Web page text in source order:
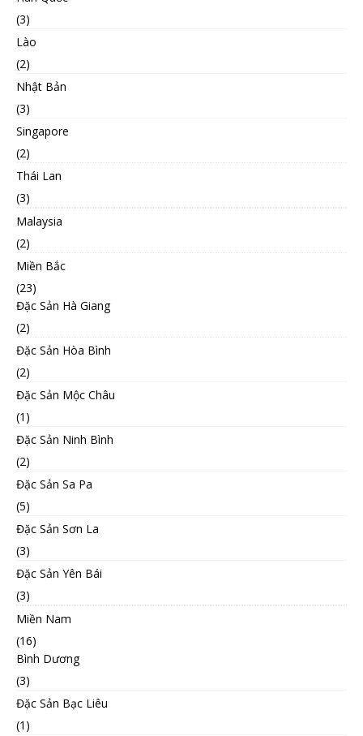
(3)
Lào
(2)
Nhật Bản
(3)
Singapore
(2)
Thái Lan
(3)
Malaysia
(2)
Miền Bắc
(23)
Đặc Sản Hà Giang
(2)
Đặc Sản Hòa Bình
(2)
Đặc Sản Mộc Châu
(1)
Đặc Sản Ninh Bình
(2)
Đặc Sản Sa Pa
(5)
Đặc Sản Sơn La
(3)
Đặc Sản Yên Bái
(3)
Miền Nam
(16)
Bình Dương
(3)
Đặc Sản Bạc Liêu
(1)